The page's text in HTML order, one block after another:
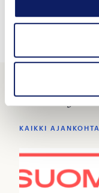
kasvujohtaja, 050
Muut
KAIKKI